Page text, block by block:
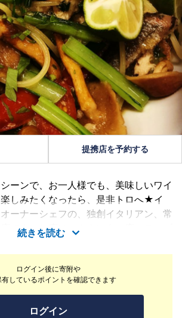
ログイン後に寄附や
有しているポイントを確認できます
ログイン
提携店を予約する
ーンで、お一人様でも、美味しいワイ
しみたくなったら、是非トロへ★イ
ーナーシェフの、独創イタリアン、常
です。お席は、カウンター席、テーブ
のお席もあります。初めての方も大歓
て下さいね。
続きを読む